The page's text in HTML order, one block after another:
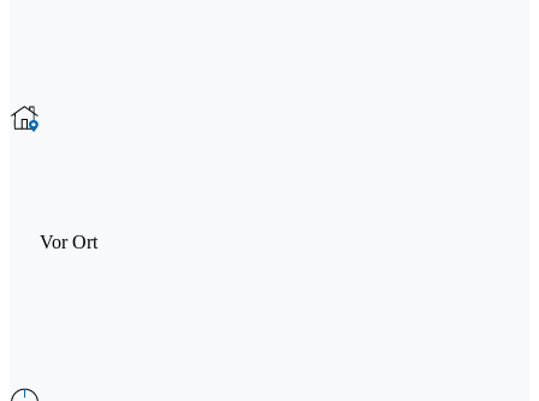
Vor Ort